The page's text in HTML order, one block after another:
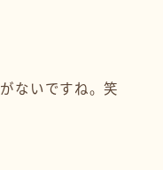
ないですね。笑